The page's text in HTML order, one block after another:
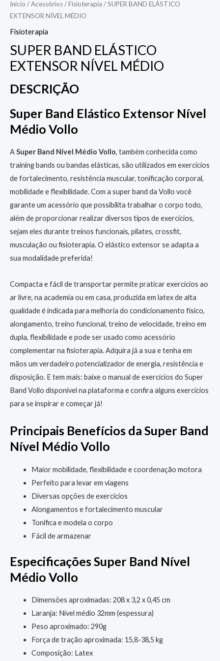
Início /Acessórios/Fisioterapia / SUPER BAND ELÁSTICO
EXTENSOR NÍVEL MÉDIO
Fisioterapia
SUPER BAND ELÁSTICO
EXTENSOR NÍVEL MÉDIO
DESCRIÇÃO
Super Band Elástico Extensor Nível
Médio Vollo
ASuper Band Nível Médio Vollo, também conhecida como
training bands ou bandas elásticas, são utilizados em exercícios
de fortalecimento, resistência muscular, tonificação corporal,
mobilidade e flexibilidade. Com a super band da Vollo você
garante um acessório que possibilita trabalhar o corpo todo,
além de proporcionar realizar diversos tipos de exercícios,
sejam eles durante treinos funcionais, pilates, crossfit,
musculação ou fisioterapia. O elástico extensor se adapta a
sua modalidade preferida!
Compacta e fácil de transportar permite praticar exercícios ao
ar livre, na academia ou em casa, produzida em latex de alta
qualidade é indicada para melhoria do condicionamento físico,
alongamento, treino funcional, treino de velocidade, treino em
dupla, flexibilidade e pode ser usado como acessório
complementar na fisioterapia. Adquira já a sua e tenha em
mãos um verdadeiro potencializador de energia, resistência e
disposição. E tem mais: baixe o manual de exercícios do Super
Band Vollo disponível na plataforma e confira alguns exercícios
para se inspirar e começar já!
Principais Benefícios da Super Band
Nível Médio Vollo
Maior mobilidade, flexibilidade e coordenação motora
Perfeito para levar em viagens
Diversas opções de exercícios
Alongamentos e fortalecimento muscular
Tonifica e modela o corpo
Fácil de armazenar
Especificações Super Band Nível
Médio Vollo
Dimensões aproximadas: 208 x 3,2 x 0,45 cm
Laranja: Nível médio 32mm (espessura)
Peso aproximado: 290g
Força de tração aproximada: 15,8-38,5 kg
Composição: Latex